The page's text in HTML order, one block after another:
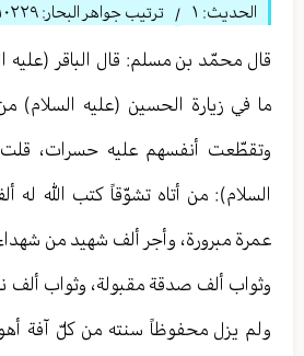
الحديث: ١ / ترتيب جواهر البحار:
قال محمّد بن مسلم: قال الباقر (عليه
ما في زيارة الحسين (عليه السلام)
وتقطّعت أنفسهم عليه حسرات،
السلام): من أتاه تشوّقاً كتب الله له
عمرة مبرورة، وأجر ألف شهيد من
وثواب ألف صدقة مقبولة، وثواب ألف
ولم يزل محفوظاً سنته من كلّ آفة